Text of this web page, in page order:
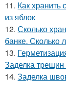
11. Как хранить
из яблок
12. Сколько
банке. Сколько
13.
Заделка
14. Заделка